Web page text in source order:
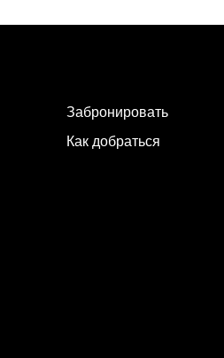
Забронировать
Как добраться